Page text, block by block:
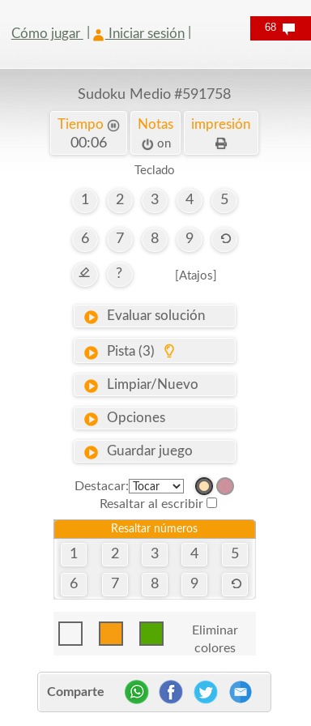
Cómo jugar Iniciar sesión
Sudoku Medio #591758
Tiempo
00:06
Notas
on
impresión
Teclado
1 2 3 4 5
6 7 8 9
? [Atajos]
Evaluar solución
Pista (3)
Limpiar/Nuevo
Opciones
Guardar juego
Destacar:
Resaltar al escribir
Resaltar números
1 2 3 4 5
6 7 8 9
Eliminar
colores
Comparte
68